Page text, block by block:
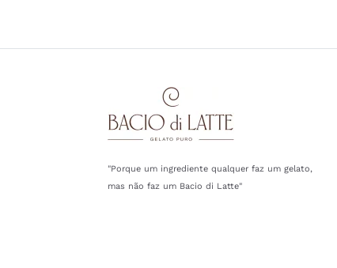
"Porque um ingrediente qualquer faz um gelato,
mas não faz um Bacio di Latte"